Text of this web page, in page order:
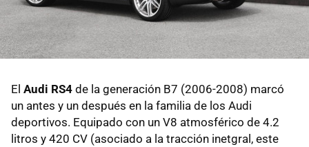
El Audi RS4 de la generación B7 (2006-2008) marcó
un antes y un después en la familia de los Audi
deportivos. Equipado con un V8 atmosférico de 4.2
litros y 420 CV (asociado a la tracción inetgral, este